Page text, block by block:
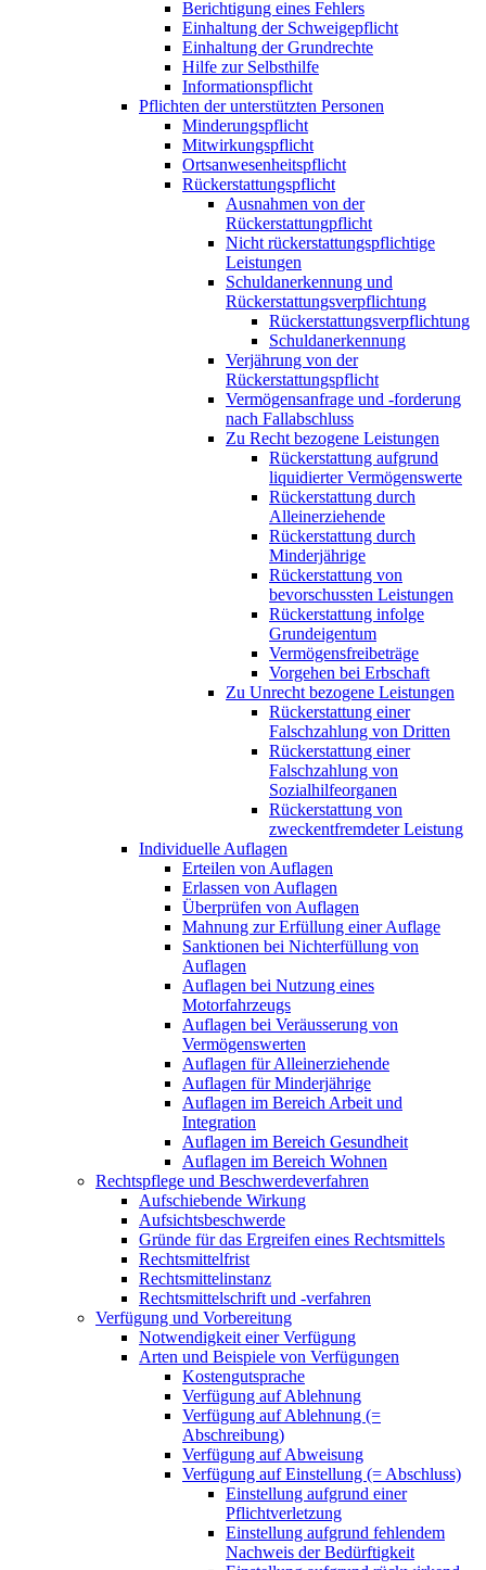
Berichtigung eines Fehlers
Einhaltung der Schweigepflicht
Einhaltung der Grundrechte
Hilfe zur Selbsthilfe
Informationspflicht
Pflichten der unterstützten Personen
Minderungspflicht
Mitwirkungspflicht
Ortsanwesenheitspflicht
Rückerstattungspflicht
Ausnahmen von der
Rückerstattungpflicht
Nicht rückerstattungspflichtige
Leistungen
Schuldanerkennung und
Rückerstattungsverpflichtung
Rückerstattungsverpflichtung
Schuldanerkennung
Verjährung von der
Rückerstattungspflicht
Vermögensanfrage und -forderung
nach Fallabschluss
Zu Recht bezogene Leistungen
Rückerstattung aufgrund
liquidierter Vermögenswerte
Rückerstattung durch
Alleinerziehende
Rückerstattung durch
Minderjährige
Rückerstattung von
bevorschussten Leistungen
Rückerstattung infolge
Grundeigentum
Vermögensfreibeträge
Vorgehen bei Erbschaft
Zu Unrecht bezogene Leistungen
Rückerstattung einer
Falschzahlung von Dritten
Rückerstattung einer
Falschzahlung von
Sozialhilfeorganen
Rückerstattung von
zweckentfremdeter Leistung
Individuelle Auflagen
Erteilen von Auflagen
Erlassen von Auflagen
Überprüfen von Auflagen
Mahnung zur Erfüllung einer Auflage
Sanktionen bei Nichterfüllung von
Auflagen
Auflagen bei Nutzung eines
Motorfahrzeugs
Auflagen bei Veräusserung von
Vermögenswerten
Auflagen für Alleinerziehende
Auflagen für Minderjährige
Auflagen im Bereich Arbeit und
Integration
Auflagen im Bereich Gesundheit
Auflagen im Bereich Wohnen
Rechtspflege und Beschwerdeverfahren
Aufschiebende Wirkung
Aufsichtsbeschwerde
Gründe für das Ergreifen eines Rechtsmittels
Rechtsmittelfrist
Rechtsmittelinstanz
Rechtsmittelschrift und -verfahren
Verfügung und Vorbereitung
Notwendigkeit einer Verfügung
Arten und Beispiele von Verfügungen
Kostengutsprache
Verfügung auf Ablehnung
Verfügung auf Ablehnung (=
Abschreibung)
Verfügung auf Abweisung
Verfügung auf Einstellung (= Abschluss)
Einstellung aufgrund einer
Pflichtverletzung
Einstellung aufgrund fehlendem
Nachweis der Bedürftigkeit